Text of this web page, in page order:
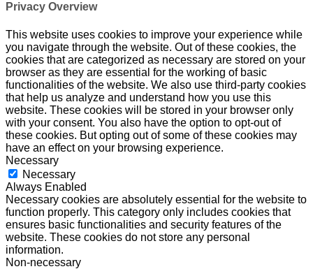
Privacy Overview
This website uses cookies to improve your experience while
you navigate through the website. Out of these cookies, the
cookies that are categorized as necessary are stored on your
browser as they are essential for the working of basic
functionalities of the website. We also use third-party cookies
that help us analyze and understand how you use this
website. These cookies will be stored in your browser only
with your consent. You also have the option to opt-out of
these cookies. But opting out of some of these cookies may
have an effect on your browsing experience.
Necessary
Necessary
Always Enabled
Necessary cookies are absolutely essential for the website to
function properly. This category only includes cookies that
ensures basic functionalities and security features of the
website. These cookies do not store any personal
information.
Non-necessary